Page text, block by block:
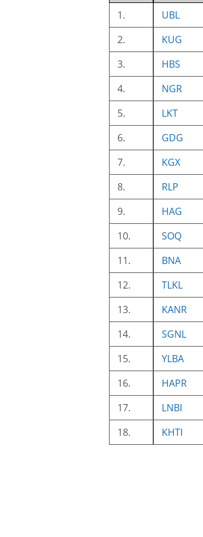
1.
UBL
2.
KUG
3.
HBS
4.
NGR
5.
LKT
6.
GDG
7.
KGX
8.
RLP
9.
HAG
10.
SOQ
11.
BNA
12.
TLKL
13.
KANR
14.
SGNL
15.
YLBA
16.
HAPR
17.
LNBI
18.
KHTI